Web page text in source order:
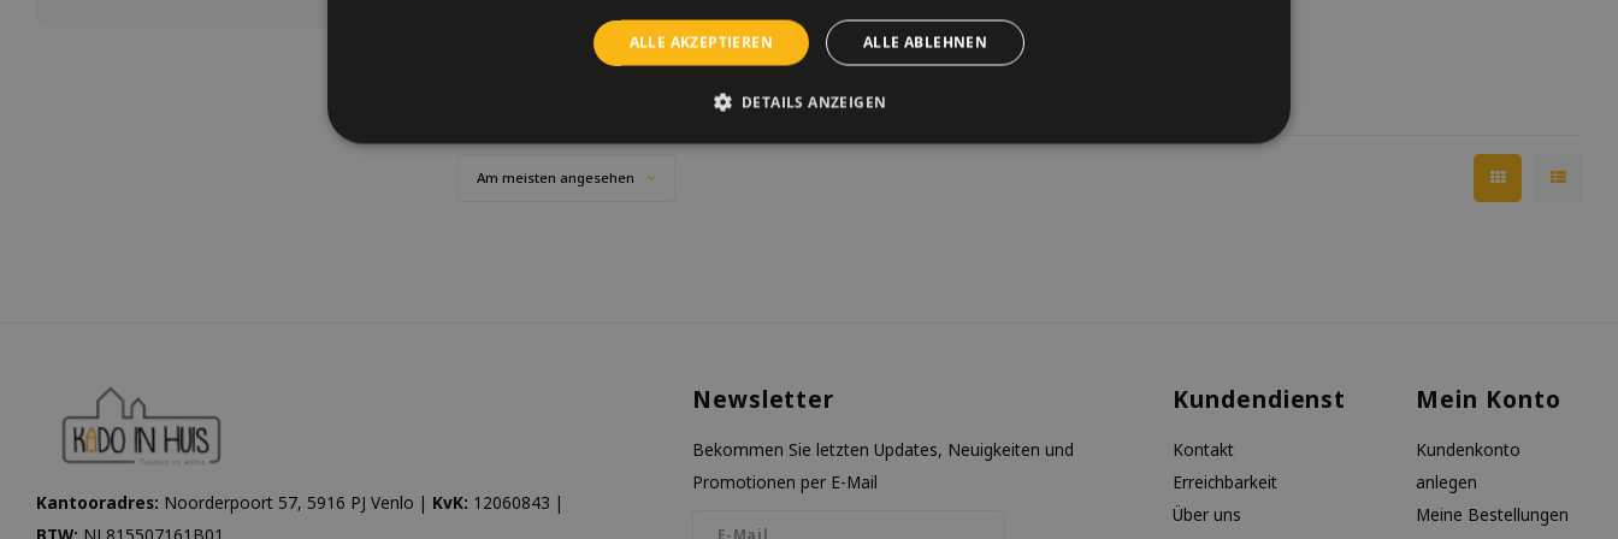
Benachrichtige mich
Am meisten angesehen
Kantooradres: Noorderpoort 57, 5916 PJ Venlo | KvK: 12060843 |
Newsletter
Bekommen Sie letzten Updates, Neuigkeiten und
Promotionen per E-Mail
Kundendienst
Kontakt
Erreichbarkeit
Über uns
Mein Konto
Kundenkonto
anlegen
Meine Bestellungen
ALLE AKZEPTIEREN ALLE ABLEHNEN
DETAILS ANZEIGEN